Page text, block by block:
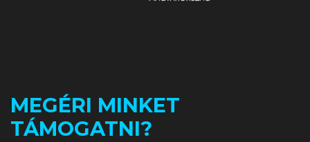
MEGÉRI MINKET
TÁMOGATNI?